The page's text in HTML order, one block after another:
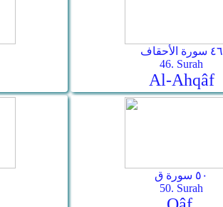
٤٦ سورة الأحقاف
46. Surah
Al-Ahqâf
٥٠ سورة ق
50. Surah